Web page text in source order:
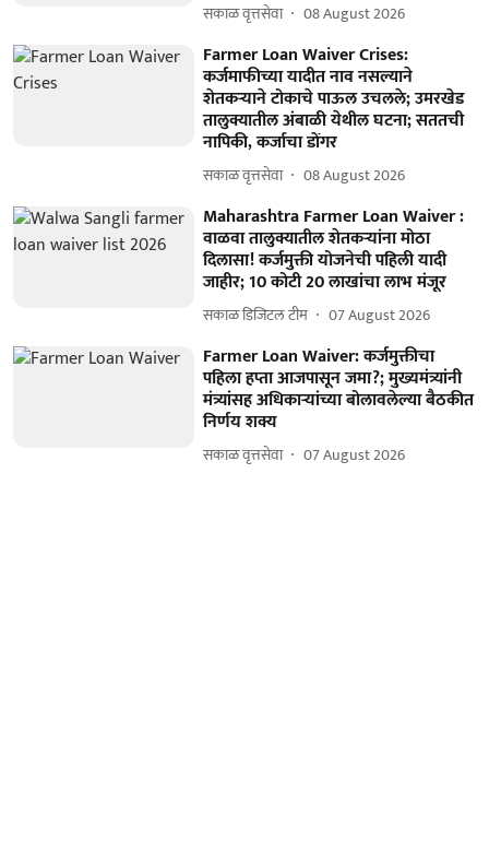
सकाळ वृत्तसेवा 08 August 2026
Farmer Loan Waiver Crises:
कर्जमाफीच्या यादीत नाव नसल्याने
शेतकऱ्याने टोकाचे पाऊल उचलले; उमरखेड
तालुक्यातील अंबाळी येथील घटना; सततची
नापिकी, कर्जाचा डोंगर
सकाळ वृत्तसेवा 08 August 2026
Maharashtra Farmer Loan Waiver :
वाळवा तालुक्यातील शेतकऱ्यांना मोठा
दिलासा! कर्जमुक्ती योजनेची पहिली यादी
जाहीर; 10 कोटी 20 लाखांचा लाभ मंजूर
सकाळ डिजिटल टीम 07 August 2026
Farmer Loan Waiver: कर्जमुक्तीचा
पहिला हप्ता आजपासून जमा?; मुख्यमंत्र्यांनी
मंत्र्यांसह अधिकाऱ्यांच्या बोलावलेल्या बैठकीत
निर्णय शक्य
सकाळ वृत्तसेवा 07 August 2026